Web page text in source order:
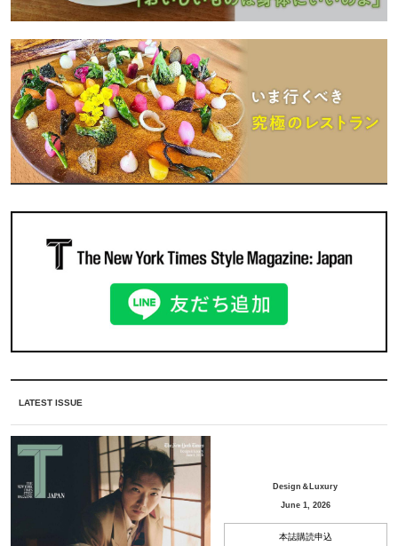
LATEST ISSUE
Design＆Luxury
June 1, 2026
本誌購読申込